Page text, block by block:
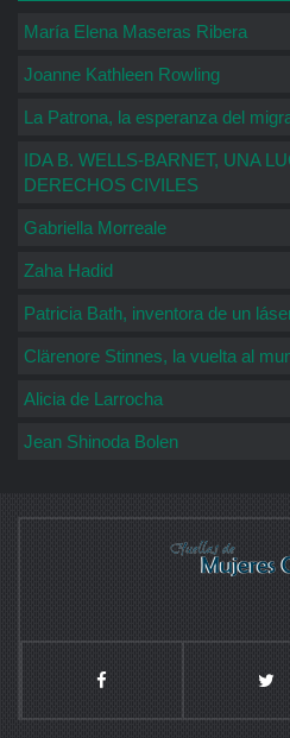
María Elena Maseras Ribera
Joanne Kathleen Rowling
La Patrona, la esperanza del
IDA B. WELLS-BARNET, UNA
DERECHOS CIVILES
Gabriella Morreale
Zaha Hadid
Patricia Bath, inventora de un
Clärenore Stinnes, la vuelta al
Alicia de Larrocha
Jean Shinoda Bolen